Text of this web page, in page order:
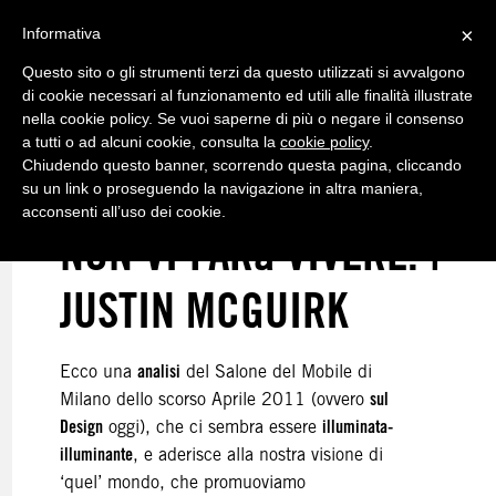
IL DESIGN PER LA VITA
NON VI FARà VIVERE. |
JUSTIN MCGUIRK
Ecco una analisi del Salone del Mobile di
Milano dello scorso Aprile 2011 (ovvero sul
Designoggi), che ci sembra essere illuminata-
illuminante, e aderisce alla nostra visione di
‘quel’ mondo, che promuoviamo
×
Informativa
Questo sito o gli strumenti terzi da questo utilizzati si avvalgono
di cookie necessari al funzionamento ed utili alle finalità illustrate
nella cookie policy. Se vuoi saperne di più o negare il consenso
a tutti o ad alcuni cookie, consulta la cookie policy.
Chiudendo questo banner, scorrendo questa pagina, cliccando
su un link o proseguendo la navigazione in altra maniera,
acconsenti all’uso dei cookie.